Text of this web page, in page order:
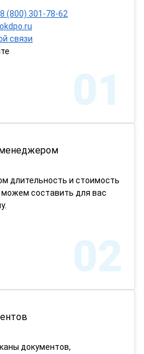
8 (800) 301-78-62
связи
01
длительность и стоимость
можем составить для вас
02
документов,